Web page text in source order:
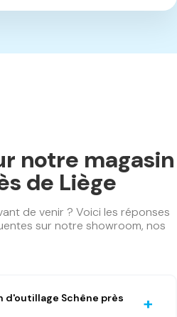
notre magasin
de Liège
de venir ? Voici les réponses
sur notre showroom, nos
d'outillage Schêne près